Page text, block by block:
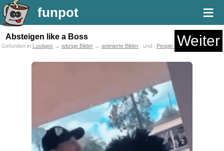
funpot ≡
Absteigen like a Boss Weiter
Gefunden in Lustiges → witzige Bilder → animierte Bilder und People are awesome